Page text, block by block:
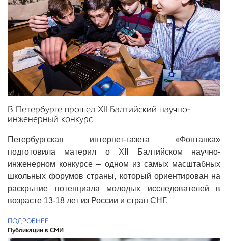
В Петербурге прошел XII Балтийский научно-
инженерный конкурс
Петербургская интернет-газета «Фонтанка»
подготовила материл о XII Балтийском научно-
инженерном конкурсе – одном из самых масштабных
школьных форумов страны, который ориентирован на
раскрытие потенциала молодых исследователей в
возрасте 13-18 лет из России и стран СНГ.
ПОДРОБНЕЕ
Публикации в СМИ